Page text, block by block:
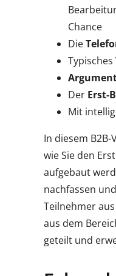
Chance
Die
Typisches
Der Erst-
Mit
In diesem
wie Sie den
aufgebaut
nachfassen
Teilnehmer
aus dem
geteilt und